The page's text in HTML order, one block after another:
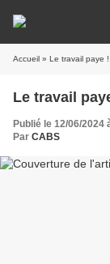
Accueil » Le travail paye !
Le travail
Publié le 12/06/2024
Par CABS